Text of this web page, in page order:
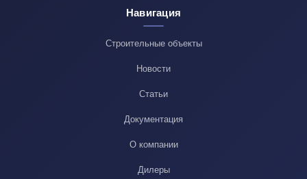
Навигация
Строительные объекты
Новости
Статьи
Документация
О компании
Дилеры